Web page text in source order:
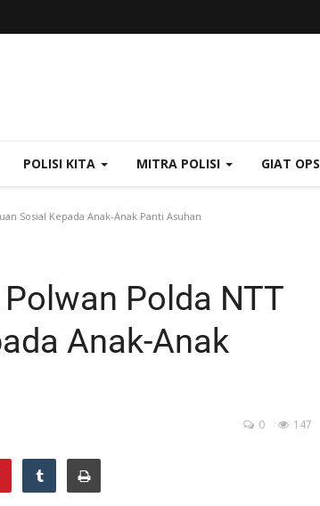
POLISI KITA MITRA POLISI GIAT OPS
Sosial Kepada Anak-Anak Panti Asuhan
Polda NTT
Anak-Anak
147
0